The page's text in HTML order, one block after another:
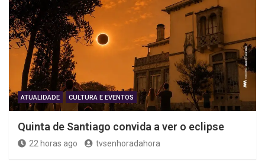
ATUALIDADE CULTURA E EVENTOS
Quinta de Santiago convida a ver o eclipse
22 horas ago tvsenhoradahora